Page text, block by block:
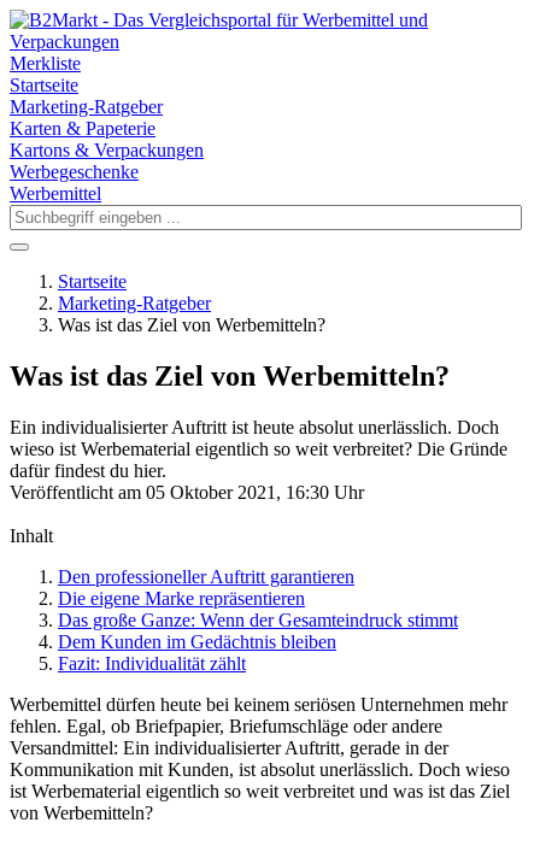
Merkliste
Startseite
Marketing-Ratgeber
Karten & Papeterie
Kartons & Verpackungen
Werbegeschenke
Werbemittel
Startseite
Marketing-Ratgeber
Was ist das Ziel von Werbemitteln?
Was ist das Ziel von Werbemitteln?
Ein individualisierter Auftritt ist heute absolut unerlässlich. Doch
wieso ist Werbematerial eigentlich so weit verbreitet? Die Gründe
dafür findest du hier.
Veröffentlicht am 05 Oktober 2021, 16:30 Uhr
Inhalt
Den professioneller Auftritt garantieren
Die eigene Marke repräsentieren
Das große Ganze: Wenn der Gesamteindruck stimmt
Dem Kunden im Gedächtnis bleiben
Fazit: Individualität zählt
Werbemittel dürfen heute bei keinem seriösen Unternehmen mehr
fehlen. Egal, ob Briefpapier, Briefumschläge oder andere
Versandmittel: Ein individualisierter Auftritt, gerade in der
Kommunikation mit Kunden, ist absolut unerlässlich. Doch wieso
ist Werbematerial eigentlich so weit verbreitet und was ist das Ziel
von Werbemitteln?